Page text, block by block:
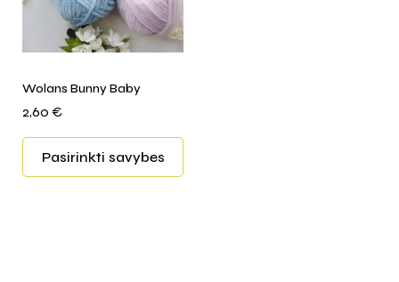
Wolans Bunny Baby
2,60 €
Pasirinkti savybes